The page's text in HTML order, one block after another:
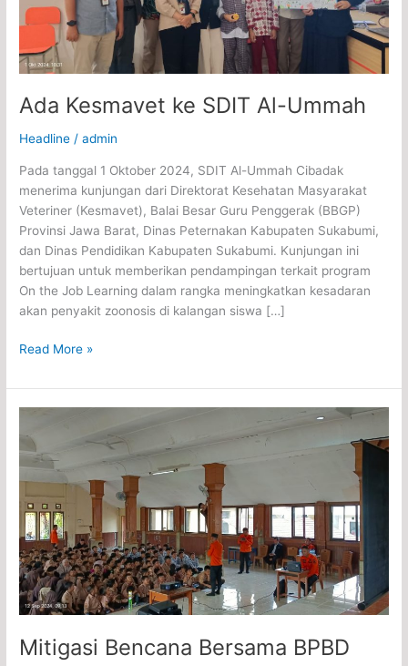
Ada Kesmavet ke SDIT Al-Ummah
Headline /admin
Pada tanggal 1 Oktober 2024, SDIT Al-Ummah Cibadak
menerima kunjungan dari Direktorat Kesehatan Masyarakat
Veteriner (Kesmavet), Balai Besar Guru Penggerak (BBGP)
Provinsi Jawa Barat, Dinas Peternakan Kabupaten Sukabumi,
dan Dinas Pendidikan Kabupaten Sukabumi. Kunjungan ini
bertujuan untuk memberikan pendampingan terkait program
On the Job Learning dalam rangka meningkatkan kesadaran
akan penyakit zoonosis di kalangan siswa […]
Read More »
Mitigasi Bencana Bersama BPBD
Mitigasi
Bencana
Bersama